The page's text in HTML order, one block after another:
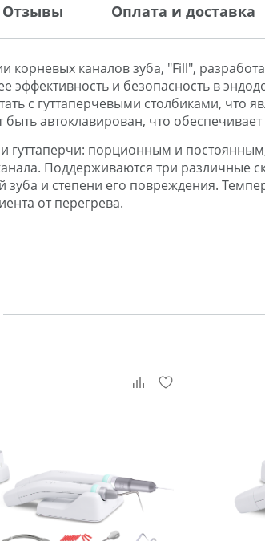
Отзывы Оплата и доставка
каналов зуба, "Fill",
эффективность и безопасность в
с гуттаперчевыми столбиками,
автоклавирован, что
порционным и
Поддерживаются три различные
и степени его повреждения.
от перегрева.